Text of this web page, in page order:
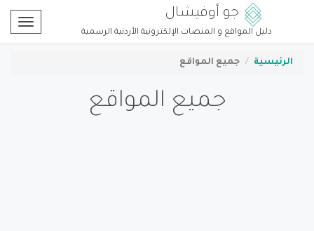
جو أوفيشال
دليل المواقع و المنصات الإلكترونية الأردنية الرسمية
الرئيسية جميع المواقع
جميع المواقع